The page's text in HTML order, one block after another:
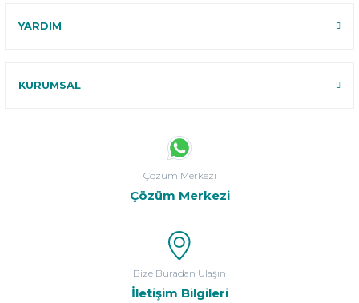
YARDIM
KURUMSAL
Çözüm Merkezi
Çözüm Merkezi
Bize Buradan Ulaşın
İletişim Bilgileri